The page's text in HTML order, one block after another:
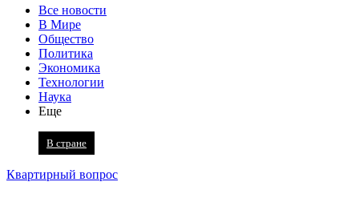
Все новости
В Мире
Общество
Политика
Экономика
Технологии
Наука
Еще
В стране
Квартирный вопрос